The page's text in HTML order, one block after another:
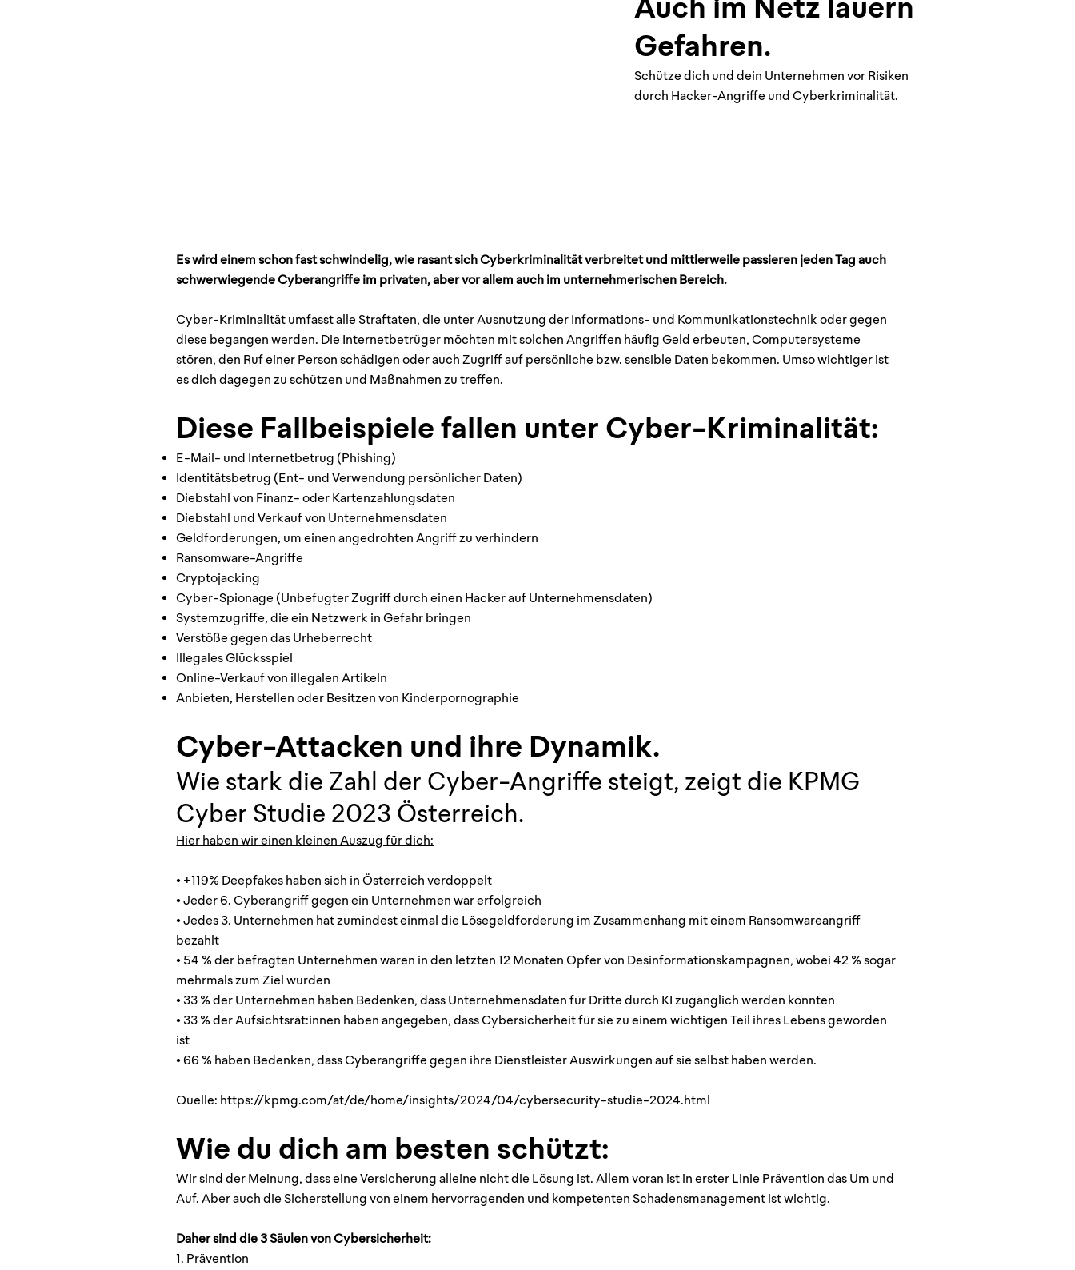
Es wird einem schon fast schwindelig, wie rasant sich Cyberkriminalität verbreitet und mittlerweile passieren jeden Tag auch
schwerwiegende Cyberangriffe im privaten, aber vor allem auch im unternehmerischen Bereich.
Cyber-Kriminalität umfasst alle Straftaten, die unter Ausnutzung der Informations- und Kommunikationstechnik oder gegen
diese begangen werden. Die Internetbetrüger möchten mit solchen Angriffen häufig Geld erbeuten, Computersysteme
stören, den Ruf einer Person schädigen oder auch Zugriff auf persönliche bzw. sensible Daten bekommen. Umso wichtiger ist
es dich dagegen zu schützen und Maßnahmen zu treffen.
Diese Fallbeispiele fallen unter Cyber-Kriminalität:
E-Mail- und Internetbetrug (Phishing)
Identitätsbetrug (Ent- und Verwendung persönlicher Daten)
Diebstahl von Finanz- oder Kartenzahlungsdaten
Diebstahl und Verkauf von Unternehmensdaten
Geldforderungen, um einen angedrohten Angriff zu verhindern
Ransomware-Angriffe
Cryptojacking
Cyber-Spionage (Unbefugter Zugriff durch einen Hacker auf Unternehmensdaten)
Systemzugriffe, die ein Netzwerk in Gefahr bringen
Verstöße gegen das Urheberrecht
Illegales Glücksspiel
Online-Verkauf von illegalen Artikeln
Anbieten, Herstellen oder Besitzen von Kinderpornographie
Cyber-Attacken und ihre Dynamik.
Wie stark die Zahl der Cyber-Angriffe steigt, zeigt die KPMG
Cyber Studie 2023 Österreich.
Hier haben wir einen kleinen Auszug für dich:
• +119% Deepfakes haben sich in Österreich verdoppelt
• Jeder 6. Cyberangriff gegen ein Unternehmen war erfolgreich
• Jedes 3. Unternehmen hat zumindest einmal die Lösegeldforderung im Zusammenhang mit einem Ransomwareangriff
bezahlt
• 54 % der befragten Unternehmen waren in den letzten 12 Monaten Opfer von Desinformationskampagnen, wobei 42 % sogar
mehrmals zum Ziel wurden
• 33 % der Unternehmen haben Bedenken, dass Unternehmensdaten für Dritte durch KI zugänglich werden könnten
• 33 % der Aufsichtsrät:innen haben angegeben, dass Cybersicherheit für sie zu einem wichtigen Teil ihres Lebens geworden
ist
• 66 % haben Bedenken, dass Cyberangriffe gegen ihre Dienstleister Auswirkungen auf sie selbst haben werden.
Quelle: https://kpmg.com/at/de/home/insights/2024/04/cybersecurity-studie-2024.html
Wie du dich am besten schützt:
Wir sind der Meinung, dass eine Versicherung alleine nicht die Lösung ist. Allem voran ist in erster Linie Prävention das Um und
Auf. Aber auch die Sicherstellung von einem hervorragenden und kompetenten Schadensmanagement ist wichtig.
Daher sind die 3 Säulen von Cybersicherheit:
1. Prävention
Auch im Netz lauern
Gefahren.
Schütze dich und dein Unternehmen vor Risiken
durch Hacker-Angriffe und Cyberkriminalität.